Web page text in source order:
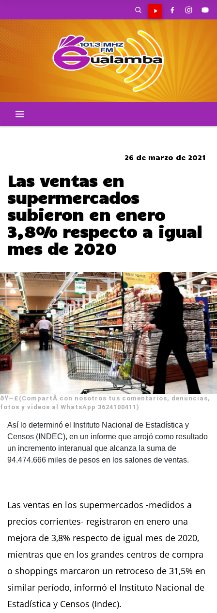
26 de marzo de 2021
Las ventas en
supermercados
subieron en enero
3,8% respecto a igual
mes de 2020
ðŸ—£(CompartÃ­ con nosotros tus comentarios, denuncias,
fotos y videos al WhatsApp 3624100411)
Así lo determinó el Instituto Nacional de Estadística y
Censos (INDEC), en un informe que arrojó como resultado
un incremento interanual que alcanza la suma de
94.474.666 miles de pesos en los salones de ventas.
Las ventas en los supermercados -medidos a
precios corrientes- registraron en enero una
mejora de 3,8% respecto de igual mes de 2020,
mientras que en los grandes centros de compra
o shoppings marcaron un retroceso de 31,5% en
similar período, informó el Instituto Nacional de
Estadística y Censos (Indec).